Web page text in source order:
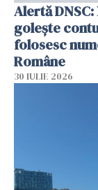
Alertă
golește
folosesc
Române
30 IULIE 2026